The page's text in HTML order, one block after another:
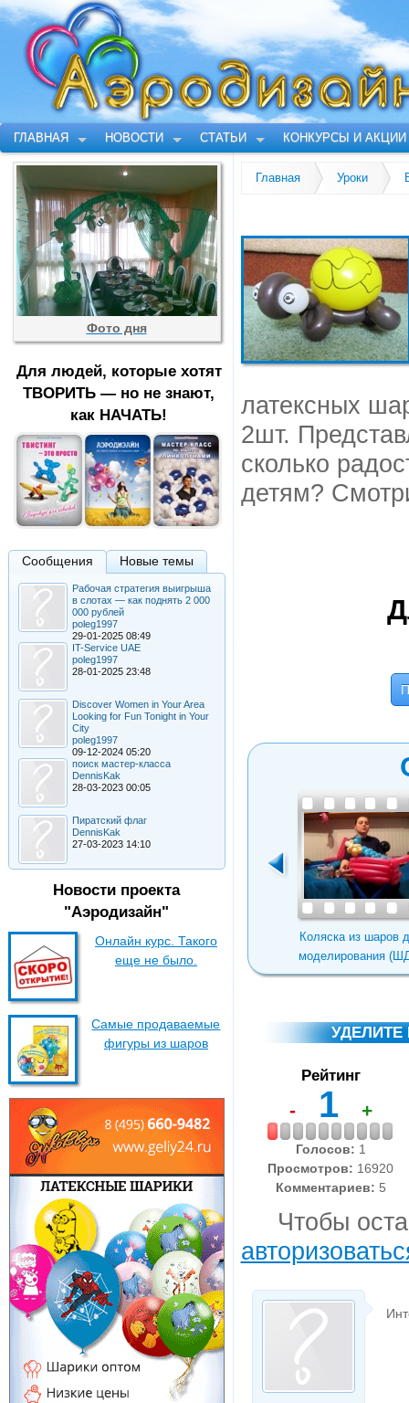
ГЛАВНАЯ НОВОСТИ СТАТЬИ КОНКУРСЫ И АКЦИИ
Фото дня
Для людей, которые хотят
ТВОРИТЬ — но не знают,
как НАЧАТЬ!
Сообщения Новые темы
Рабочая стратегия выигрыша
в слотах — как поднять 2 000
000 рублей
poleg1997
29-01-2025 08:49
IT-Service UAE
poleg1997
28-01-2025 23:48
Discover Women in Your Area
Looking for Fun Tonight in Your
City
poleg1997
09-12-2024 05:20
поиск мастер-класса
DennisKak
28-03-2023 00:05
Пиратский флаг
DennisKak
27-03-2023 14:10
Новости проекта
"Аэродизайн"
Онлайн курс. Такого
еще не было.
Самые продаваемые
фигуры из шаров
Главная Уроки
латексных
2шт.
сколько
детям?
Как организовать
сброс/запуск
воздушных шаров
Оригинальный cтолбик
из шаров
Коляска из шаров
моделирования
Рейтинг
- 1 +
Голосов: 1
Просмотров: 16920
Комментариев: 5
Чтобы